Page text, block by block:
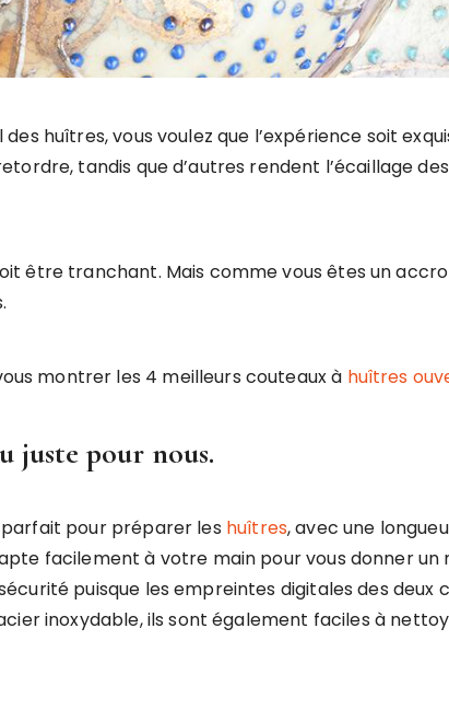
huîtres, vous voulez que l’expérience soit
tandis que d’autres rendent l’écaillage
être tranchant. Mais comme vous êtes un
montrer les 4 meilleurs couteaux à huîtres
juste pour nous.
parfait pour préparer les huîtres, avec une
facilement à votre main pour vous donner
puisque les empreintes digitales des
inoxydable, ils sont également faciles à